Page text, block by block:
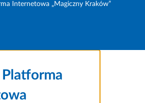
Internetowa „Magiczny Kraków”